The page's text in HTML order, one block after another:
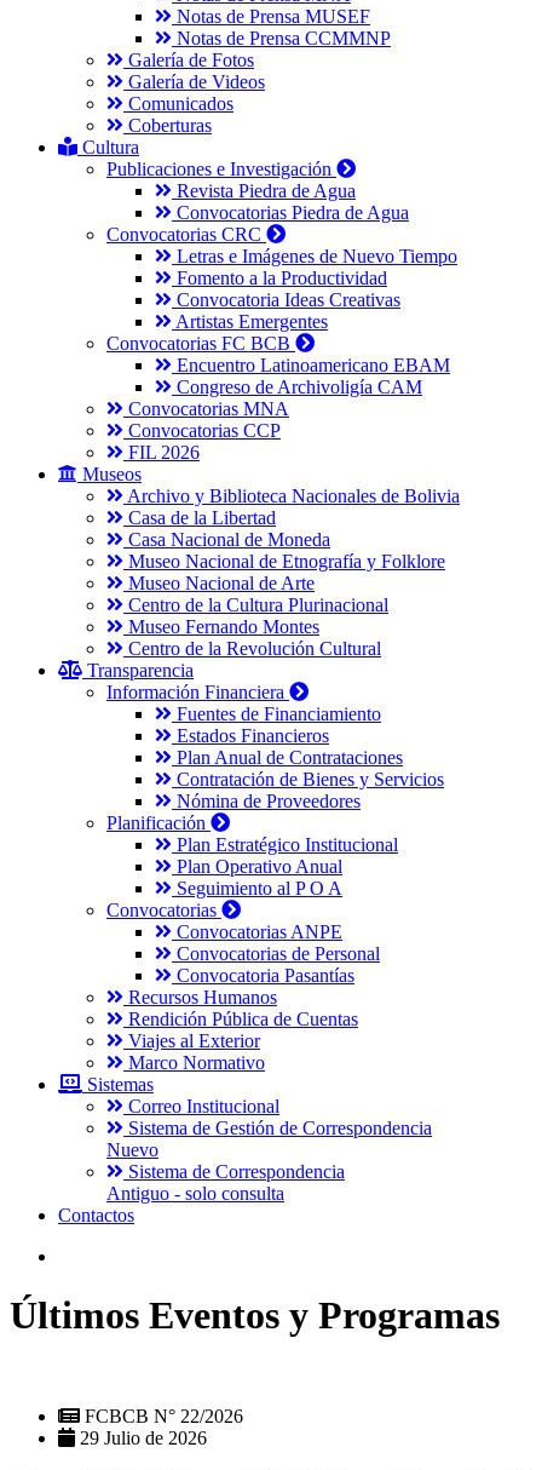
Notas de Prensa MUSEF
Notas de Prensa CCMMNP
Galería de Fotos
Galería de Videos
Comunicados
Coberturas
Cultura
Publicaciones e Investigación
Revista Piedra de Agua
Convocatorias Piedra de Agua
Convocatorias CRC
Letras e Imágenes de Nuevo Tiempo
Fomento a la Productividad
Convocatoria Ideas Creativas
Artistas Emergentes
Convocatorias FC BCB
Encuentro Latinoamericano EBAM
Congreso de Archivoligía CAM
Convocatorias MNA
Convocatorias CCP
FIL 2026
Museos
Archivo y Biblioteca Nacionales de Bolivia
Casa de la Libertad
Casa Nacional de Moneda
Museo Nacional de Etnografía y Folklore
Museo Nacional de Arte
Centro de la Cultura Plurinacional
Museo Fernando Montes
Centro de la Revolución Cultural
Transparencia
Información Financiera
Fuentes de Financiamiento
Estados Financieros
Plan Anual de Contrataciones
Contratación de Bienes y Servicios
Nómina de Proveedores
Planificación
Plan Estratégico Institucional
Plan Operativo Anual
Seguimiento al P O A
Convocatorias
Convocatorias ANPE
Convocatorias de Personal
Convocatoria Pasantías
Recursos Humanos
Rendición Pública de Cuentas
Viajes al Exterior
Marco Normativo
Sistemas
Correo Institucional
Sistema de Gestión de Correspondencia
Nuevo
Sistema de Correspondencia
Antiguo - solo consulta
Contactos
Últimos Eventos y Programas
FCBCB N° 22/2026
29 Julio de 2026